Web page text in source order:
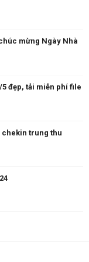
mừng Ngày Nhà
đẹp, tải miễn phí file
chekin trung thu